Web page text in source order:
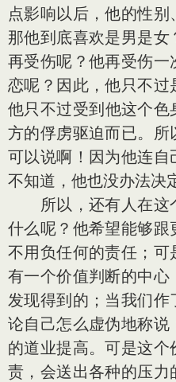
点影响以后，他的性别
那他到底喜欢是男是
再受伤呢？他再受伤
恋呢？因此，他只不过
他只不过受到他这个
方的俘虏驱迫而已。
可以说啊！因为他连
不知道，他也没办法决
所以，还有人在这
什么呢？他希望能够
不用负任何的责任；可
有一个价值判断的中
发现得到的；当我们
论自己怎么虚伪地称说
的道业提高。可是这
责，会送出各种的压力